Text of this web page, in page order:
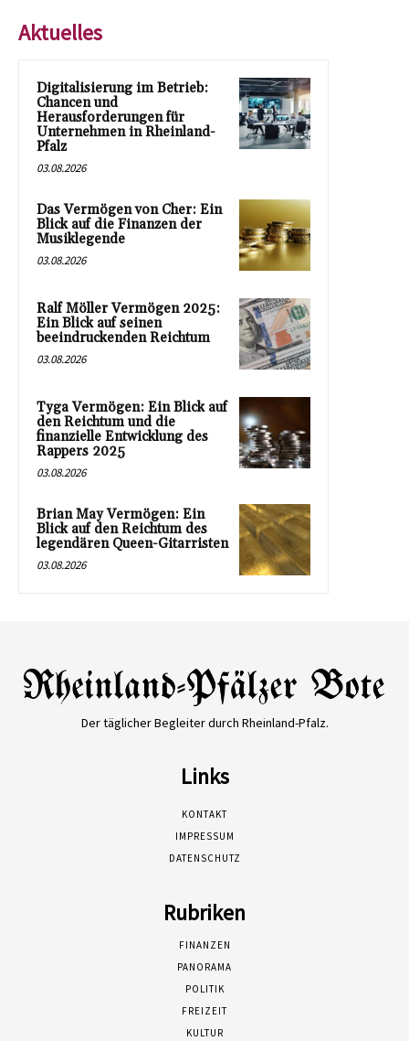
Aktuelles
Digitalisierung im Betrieb:
Chancen und
Herausforderungen für
Unternehmen in Rheinland-
Pfalz
03.08.2026
Das Vermögen von Cher: Ein
Blick auf die Finanzen der
Musiklegende
03.08.2026
Ralf Möller Vermögen 2025:
Ein Blick auf seinen
beeindruckenden Reichtum
03.08.2026
Tyga Vermögen: Ein Blick auf
den Reichtum und die
finanzielle Entwicklung des
Rappers 2025
03.08.2026
Brian May Vermögen: Ein
Blick auf den Reichtum des
legendären Queen-Gitarristen
03.08.2026
Der täglicher Begleiter durch Rheinland-Pfalz.
Links
KONTAKT
IMPRESSUM
DATENSCHUTZ
Rubriken
FINANZEN
PANORAMA
POLITIK
FREIZEIT
KULTUR